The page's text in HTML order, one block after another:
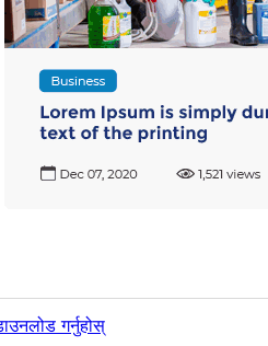
गर्नुहोस्